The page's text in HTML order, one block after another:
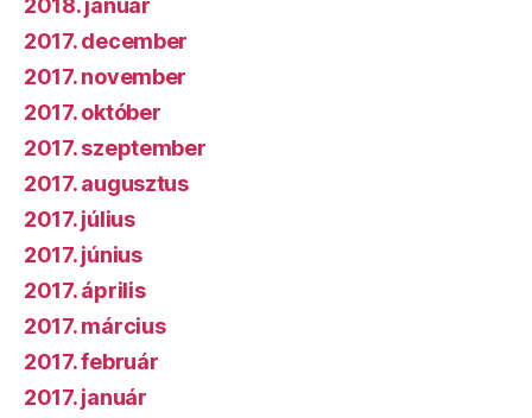
2018. január
2017. december
2017. november
2017. október
2017. szeptember
2017. augusztus
2017. július
2017. június
2017. április
2017. március
2017. február
2017. január